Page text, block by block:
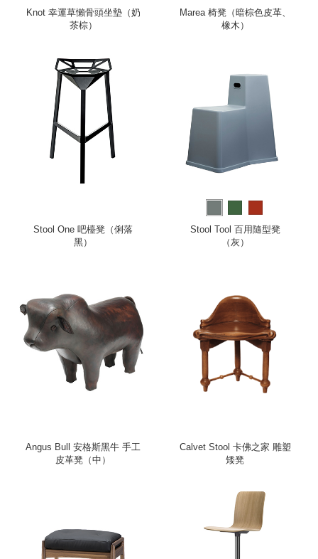
Knot 幸運草懶骨頭坐墊（奶
茶棕）
Marea 椅凳（暗棕色皮革、
橡木）
Stool One 吧檯凳（俐落
黑）
Stool Tool 百用隨型凳
（灰）
Angus Bull 安格斯黑牛 手工
皮革凳（中）
Calvet Stool 卡佛之家 雕塑
矮凳